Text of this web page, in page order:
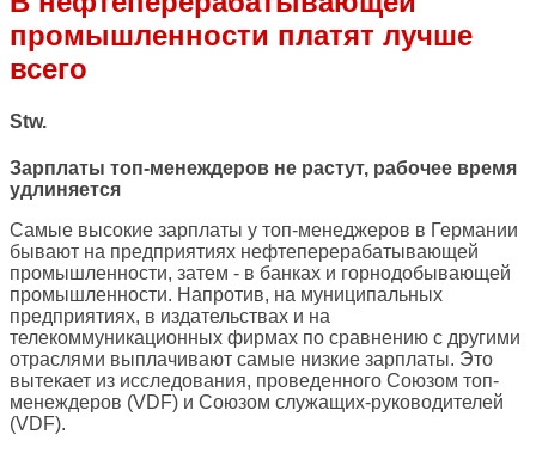
промышленности платят лучше
всего
Stw.
Зарплаты топ-менеждеров не растут, рабочее время
удлиняется
Самые высокие зарплаты у топ-менеджеров в Германии
бывают на предприятиях нефтеперерабатывающей
промышленности, затем - в банках и горнодобывающей
промышленности. Напротив, на муниципальных
предприятиях, в издательствах и на
телекоммуникационных фирмах по сравнению с другими
отраслями выплачивают самые низкие зарплаты. Это
вытекает из исследования, проведенного Союзом топ-
менеждеров (VDF) и Союзом служащих-руководителей
(VDF).